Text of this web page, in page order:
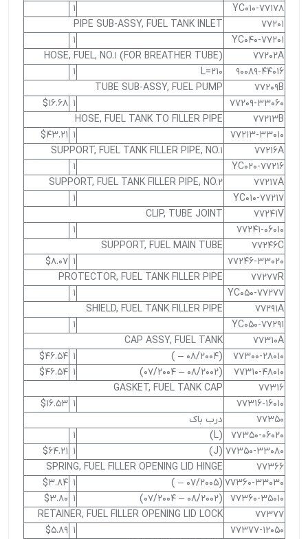
77178-YC010
1
77201
PIPE SUB-ASSY, FUEL TANK INLET
77201-YC040
1
77202A
HOSE, FUEL, NO.1 (FOR BREATHER TUBE)
90089-44016
L=210
1
77209B
TUBE SUB-ASSY, FUEL PUMP
77209-33060
1
$16.68
77213B
HOSE, FUEL TANK TO FILLER PIPE
77213-33010
1
$43.21
77216A
SUPPORT, FUEL TANK FILLER PIPE, NO.1
77216-YC020
1
77217A
SUPPORT, FUEL TANK FILLER PIPE, NO.2
77217-YC010
1
77241V
CLIP, TUBE JOINT
77241-06010
1
77246C
SUPPORT, FUEL MAIN TUBE
77246-33020
1
$8.07
77277R
PROTECTOR, FUEL TANK FILLER PIPE
77277-YC050
1
77291A
SHIELD, FUEL TANK FILLER PIPE
77291-YC050
1
77310A
CAP ASSY, FUEL TANK
77300-28010
(08/2004 – )
1
$46.54
77310-48010
(08/2002 – 07/2004)
1
$46.54
77316
GASKET, FUEL TANK CAP
77316-16010
1
$16.53
77350
درب باک
77350-06020
(L)
1
77350-33080
(J)
1
$64.21
77366
SPRING, FUEL FILLER OPENING LID HINGE
77360-33030
(07/2005 – )
1
$3.84
77360-35010
(08/2002 – 07/2004)
1
$3.80
77377
RETAINER, FUEL FILLER OPENING LID LOCK
77377-12050
1
$5.89